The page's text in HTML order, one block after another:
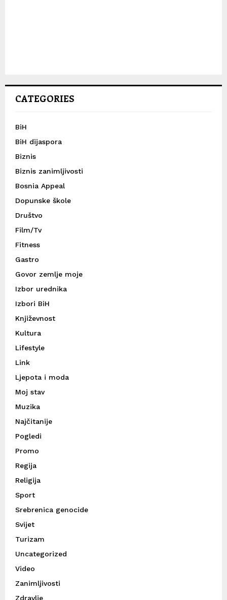
CATEGORIES
BiH
BiH dijaspora
Biznis
Biznis zanimljivosti
Bosnia Appeal
Dopunske škole
Društvo
Film/Tv
Fitness
Gastro
Govor zemlje moje
Izbor urednika
Izbori BiH
Književnost
Kultura
Lifestyle
Link
Ljepota i moda
Moj stav
Muzika
Najčitanije
Pogledi
Promo
Regija
Religija
Sport
Srebrenica genocide
Svijet
Turizam
Uncategorized
Video
Zanimljivosti
Zdravlje